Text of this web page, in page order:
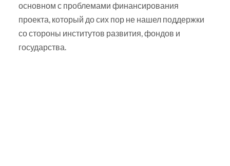
основном с проблемами финансирования
проекта, который до сих пор не нашел поддержки
со стороны институтов развития, фондов и
государства.